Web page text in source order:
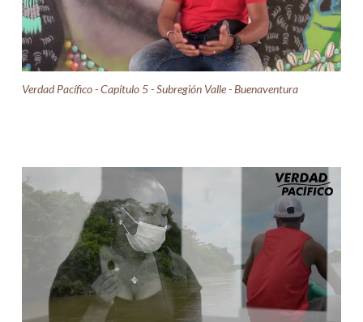
Verdad Pacífico - Capítulo 5 - Subregión Valle - Buenaventura